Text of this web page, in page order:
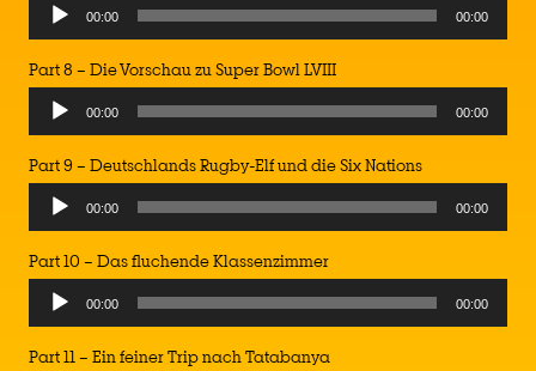
Audio
Player
00:00 00:00
Part 8 – Die Vorschau zu Super Bowl LVIII
Audio
Player
00:00 00:00
Part 9 – Deutschlands Rugby-Elf und die Six Nations
Audio
Player
00:00 00:00
Part 10 – Das fluchende Klassenzimmer
Audio
Player
00:00 00:00
Part 11 – Ein feiner Trip nach Tatabanya